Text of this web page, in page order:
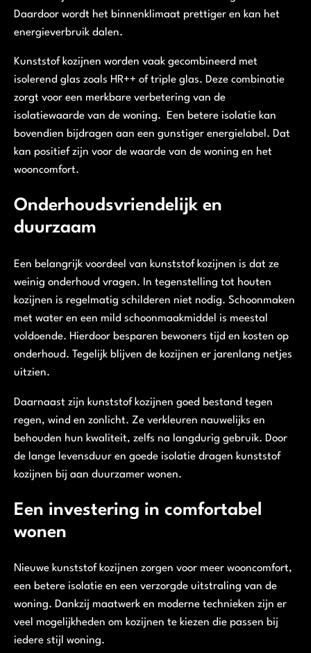
Daardoor wordt het binnenklimaat prettiger en kan het
energieverbruik dalen.
Kunststof kozijnen worden vaak gecombineerd met
isolerend glas zoals HR++ of triple glas. Deze combinatie
zorgt voor een merkbare verbetering van de
isolatiewaarde van de woning. Een betere isolatie kan
bovendien bijdragen aan een gunstiger energielabel. Dat
kan positief zijn voor de waarde van de woning en het
wooncomfort.
Onderhoudsvriendelijk en
duurzaam
Een belangrijk voordeel van kunststof kozijnen is dat ze
weinig onderhoud vragen. In tegenstelling tot houten
kozijnen is regelmatig schilderen niet nodig. Schoonmaken
met water en een mild schoonmaakmiddel is meestal
voldoende. Hierdoor besparen bewoners tijd en kosten op
onderhoud. Tegelijk blijven de kozijnen er jarenlang netjes
uitzien.
Daarnaast zijn kunststof kozijnen goed bestand tegen
regen, wind en zonlicht. Ze verkleuren nauwelijks en
behouden hun kwaliteit, zelfs na langdurig gebruik. Door
de lange levensduur en goede isolatie dragen kunststof
kozijnen bij aan duurzamer wonen.
Een investering in comfortabel
wonen
Nieuwe kunststof kozijnen zorgen voor meer wooncomfort,
een betere isolatie en een verzorgde uitstraling van de
woning. Dankzij maatwerk en moderne technieken zijn er
veel mogelijkheden om kozijnen te kiezen die passen bij
iedere stijl woning.